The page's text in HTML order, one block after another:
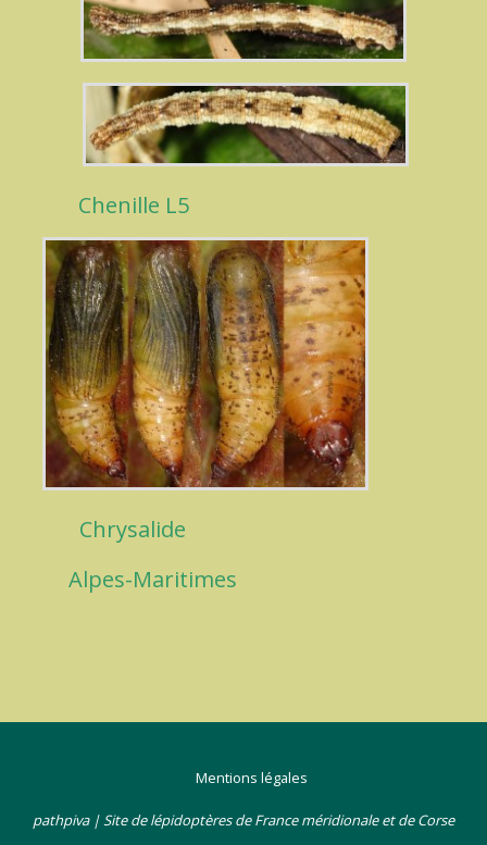
Chenille L5
Chrysalide
Alpes-Maritimes
Mentions légales
pathpiva | Site de lépidoptères de France méridionale et de Corse